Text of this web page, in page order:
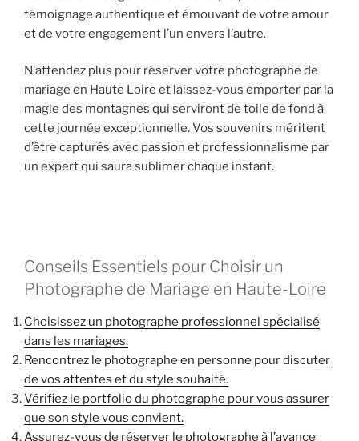
témoignage authentique et émouvant de votre amour
et de votre engagement l’un envers l’autre.
N’attendez plus pour réserver votre photographe de
mariage en Haute Loire et laissez-vous emporter par la
magie des montagnes qui serviront de toile de fond à
cette journée exceptionnelle. Vos souvenirs méritent
d’être capturés avec passion et professionnalisme par
un expert qui saura sublimer chaque instant.
Conseils Essentiels pour Choisir un
Photographe de Mariage en Haute-Loire
Choisissez un photographe professionnel spécialisé
dans les mariages.
Rencontrez le photographe en personne pour discuter
de vos attentes et du style souhaité.
Vérifiez le portfolio du photographe pour vous assurer
que son style vous convient.
Assurez-vous de réserver le photographe à l’avance